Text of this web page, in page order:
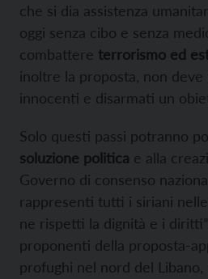
che si dia assistenza
oggi senza cibo e senza
combattere terrorismo ed
inoltre la proposta, non
innocenti e disarmati un
Solo questi passi potranno
soluzione politica e alla
Governo di consenso
rappresenti tutti i siriani
ne rispetti la dignità e i
proponenti della proposta-
profughi nel nord del